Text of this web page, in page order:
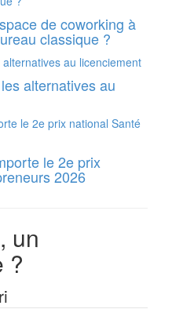
de coworking à
classique ?
alternatives au
le 2e prix
2026
un
?